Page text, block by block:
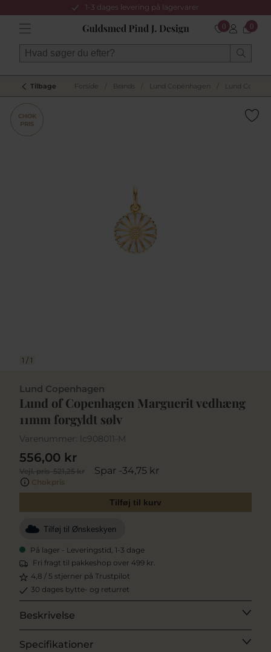
1-3 dages levering på lagervarer
0 0
Tilbage Forside Brands Lund Copenhagen Lund
CHOK
PRIS
1 / 1
Lund Copenhagen
Lund of Copenhagen Marguerit vedhæng
11mm forgyldt sølv
Varenummer: lc908011-M
Vejl. pris521,25 kr Spar -34,75 kr
556,00 kr
Chokpris
Tilføj til kurv
Tilføj til Ønskeskyen
På lager - Leveringstid, 1-3 dage
Fri fragt til pakkeshop over 499 kr.
4,8 / 5 stjerner på Trustpilot
30 dages bytte- og returret
Beskrivelse
Specifikationer